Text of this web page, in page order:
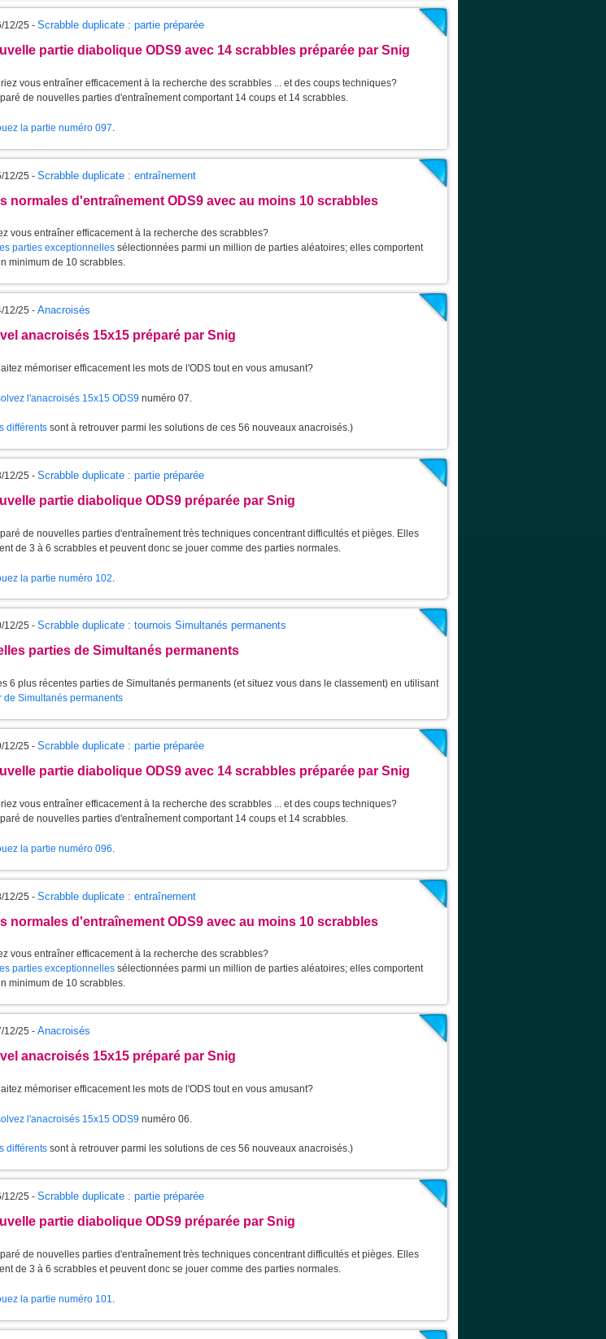
12/25 - Scrabble duplicate : partie préparée
partie diabolique ODS9 avec 14 scrabbles préparée par Snig
vous entraîner efficacement à la recherche des scrabbles ... et des coups techniques?
de nouvelles parties d'entraînement comportant 14 coups et 14 scrabbles.
la partie numéro 097
12/25 - Scrabble duplicate : entraînement
normales d'entraînement ODS9 avec au moins 10 scrabbles
vous entraîner efficacement à la recherche des scrabbles?
parties exceptionnelles sélectionnées parmi un million de parties aléatoires; elles comportent
minimum de 10 scrabbles.
12/25 - Anacroisés
anacroisés 15x15 préparé par Snig
mémoriser efficacement les mots de l'ODS tout en vous amusant?
l'anacroisés 15x15 ODS9 numéro 07.
différents sont à retrouver parmi les solutions de ces 56 nouveaux anacroisés.)
12/25 - Scrabble duplicate : partie préparée
partie diabolique ODS9 préparée par Snig
de nouvelles parties d'entraînement très techniques concentrant difficultés et pièges. Elles
de 3 à 6 scrabbles et peuvent donc se jouer comme des parties normales.
la partie numéro 102
12/25 - Scrabble duplicate : tournois Simultanés permanents
parties de Simultanés permanents
6 plus récentes parties de Simultanés permanents (et situez vous dans le classement) en utilisant
de Simultanés permanents
12/25 - Scrabble duplicate : partie préparée
partie diabolique ODS9 avec 14 scrabbles préparée par Snig
vous entraîner efficacement à la recherche des scrabbles ... et des coups techniques?
de nouvelles parties d'entraînement comportant 14 coups et 14 scrabbles.
la partie numéro 096.
12/25 - Scrabble duplicate : entraînement
normales d'entraînement ODS9 avec au moins 10 scrabbles
vous entraîner efficacement à la recherche des scrabbles?
parties exceptionnelles sélectionnées parmi un million de parties aléatoires; elles comportent
minimum de 10 scrabbles.
12/25 - Anacroisés
anacroisés 15x15 préparé par Snig
mémoriser efficacement les mots de l'ODS tout en vous amusant?
l'anacroisés 15x15 ODS9 numéro 06.
différents sont à retrouver parmi les solutions de ces 56 nouveaux anacroisés.)
12/25 - Scrabble duplicate : partie préparée
partie diabolique ODS9 préparée par Snig
de nouvelles parties d'entraînement très techniques concentrant difficultés et pièges. Elles
de 3 à 6 scrabbles et peuvent donc se jouer comme des parties normales.
la partie numéro 101